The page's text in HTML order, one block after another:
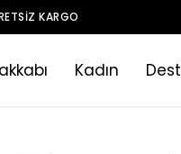
KARGO
Kadın